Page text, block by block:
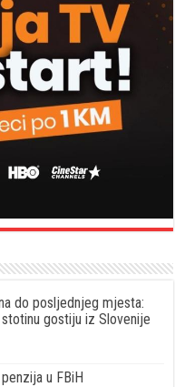
do posljednjeg mjesta:
gostiju iz Slovenije
u FBiH